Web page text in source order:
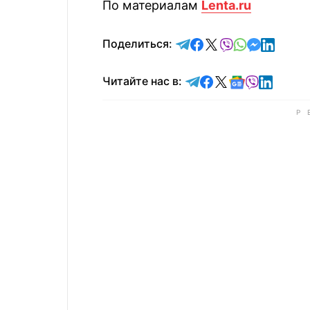
По материалам Lenta.ru
Поделиться: отправить в Telegram
поделиться в
поделиться в X
отправить в
отправить
Читайте нас в: Читайте в Telegram
Читайте в
Читайте в X
Читайте в
Читайте